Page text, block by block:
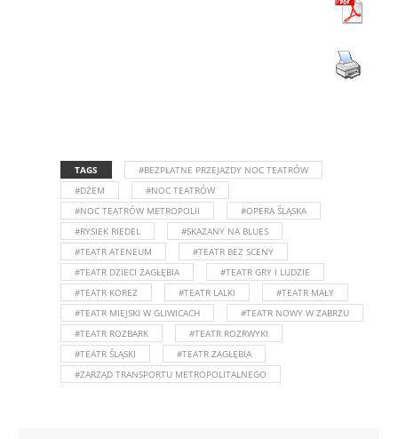
TAGS
#BEZPŁATNE PRZEJAZDY NOC TEATRÓW
#DŻEM
#NOC TEATRÓW
#NOC TEATRÓW METROPOLII
#OPERA ŚLĄSKA
#RYSIEK RIEDEL
#SKAZANY NA BLUES
#TEATR ATENEUM
#TEATR BEZ SCENY
#TEATR DZIECI ZAGŁĘBIA
#TEATR GRY I LUDZIE
#TEATR KOREZ
#TEATR LALKI
#TEATR MAŁY
#TEATR MIEJSKI W GLIWICACH
#TEATR NOWY W ZABRZU
#TEATR ROZBARK
#TEATR ROZRWYKI
#TEATR ŚLĄSKI
#TEATR ZAGŁĘBIA
#ZARZĄD TRANSPORTU METROPOLITALNEGO